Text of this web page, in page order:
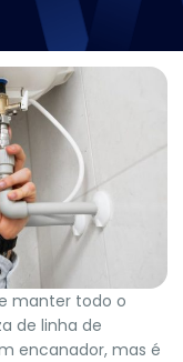
manter todo o
de linha de
encanador, mas é